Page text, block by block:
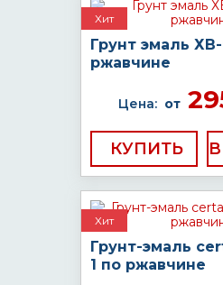
Хит
Грунт эмаль
ржавчине
Цена: от
КУПИТЬ
Хит
Грунт-эмаль
1 по ржавчине